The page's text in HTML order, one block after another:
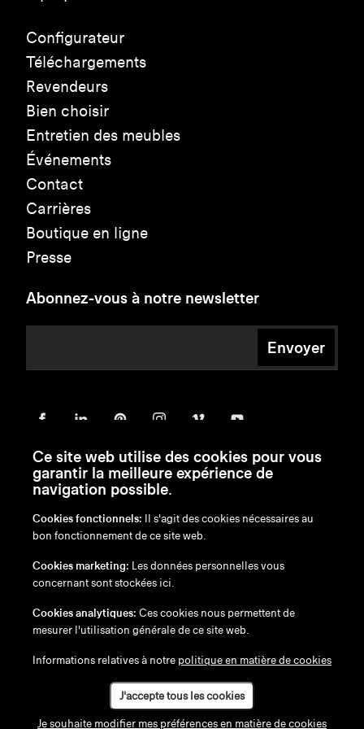
Configurateur
Téléchargements
Revendeurs
Bien choisir
Entretien des meubles
Événements
Contact
Carrières
Boutique en ligne
Presse
Abonnez-vous à notre newsletter
Envoyer
en/nl/fr/de
Exonération de responsabilité
Politique en matière de cookies
Ce site web utilise des cookies pour vous
garantir la meilleure expérience de
navigation possible.
Cookies fonctionnels: Il s'agit des cookies nécessaires au
bon fonctionnement de ce site web.
Cookies marketing: Les données personnelles vous
concernant sont stockées ici.
Cookies analytiques: Ces cookies nous permettent de
mesurer l'utilisation générale de ce site web.
Informations relatives à notre politique en matière de cookies
J'accepte tous les cookies
Je souhaite modifier mes préférences en matière de cookies